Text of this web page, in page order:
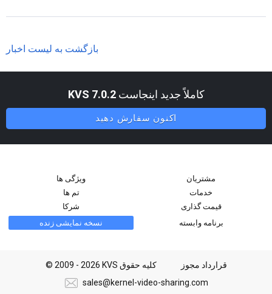
بازگشت به لیست اخبار
KVS 7.0.2 کاملاً جدید اینجاست
اکنون سفارش دهید
ویژگی ها
مشتریان
تم ها
خدمات
شرکا
قیمت گذاری
نسخه نمایشی زنده
برنامه وابسته
© 2009 - 2026 KVS کلیه حقوق
قرارداد مجوز
sales@kernel-video-sharing.com